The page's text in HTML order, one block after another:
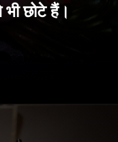
छोटे हैं।